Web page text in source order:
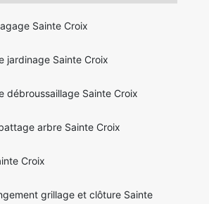
Sainte Croix
jardinage Sainte Croix
débroussaillage Sainte Croix
arbre Sainte Croix
Croix
grillage et clôture Sainte